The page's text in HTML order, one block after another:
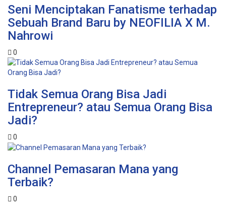
Seni Menciptakan Fanatisme terhadap
Sebuah Brand Baru by NEOFILIA X M.
Nahrowi
0
Tidak Semua Orang Bisa Jadi
Entrepreneur? atau Semua Orang Bisa
Jadi?
0
Channel Pemasaran Mana yang
Terbaik?
0